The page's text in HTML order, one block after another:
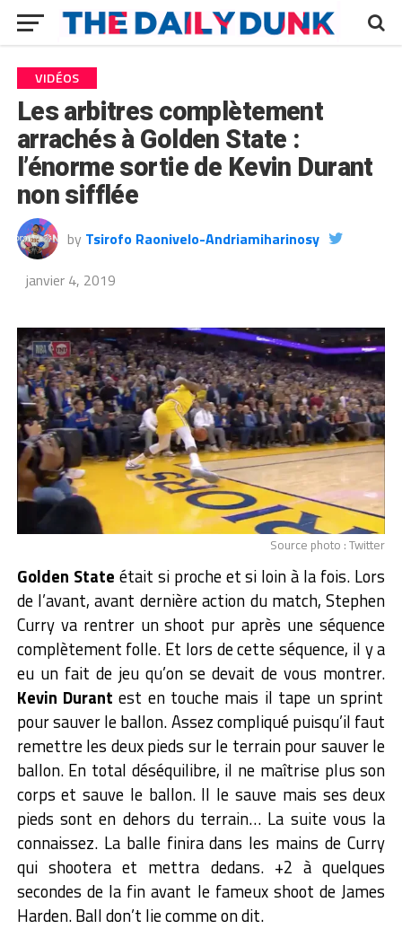
VIDÉOS
Les arbitres complètement
arrachés à Golden State :
l’énorme sortie de Kevin Durant
non sifflée
by Tsirofo Raonivelo-Andriamiharinosy
janvier 4, 2019
Source photo : Twitter
Golden State était si proche et si loin à la fois. Lors
de l’avant, avant dernière action du match, Stephen
Curry va rentrer un shoot pur après une séquence
complètement folle. Et lors de cette séquence, il y a
eu un fait de jeu qu’on se devait de vous montrer.
Kevin Durant est en touche mais il tape un sprint
pour sauver le ballon. Assez compliqué puisqu’il faut
remettre les deux pieds sur le terrain pour sauver le
ballon. En total déséquilibre, il ne maîtrise plus son
corps et sauve le ballon. Il le sauve mais ses deux
pieds sont en dehors du terrain… La suite vous la
connaissez. La balle finira dans les mains de Curry
qui shootera et mettra dedans. +2 à quelques
secondes de la fin avant le fameux shoot de James
Harden. Ball don’t lie comme on dit.